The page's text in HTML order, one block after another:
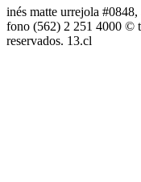
inés matte urrejola
fono (562) 2 251 4000 ©
reservados. 13.cl